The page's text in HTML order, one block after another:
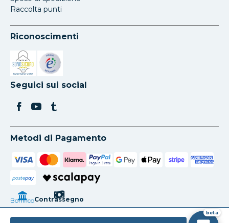
Raccolta punti
Riconoscimenti
Si apre in una nuova scheda
Si apre in una nuova scheda
Seguici sui social
Metodi di Pagamento
postepay
BonificoContrassegno
beta